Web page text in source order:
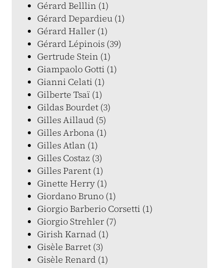
Gérard Belllin (1)
Gérard Depardieu (1)
Gérard Haller (1)
Gérard Lépinois (39)
Gertrude Stein (1)
Giampaolo Gotti (1)
Gianni Celati (1)
Gilberte Tsaï (1)
Gildas Bourdet (3)
Gilles Aillaud (5)
Gilles Arbona (1)
Gilles Atlan (1)
Gilles Costaz (3)
Gilles Parent (1)
Ginette Herry (1)
Giordano Bruno (1)
Giorgio Barberio Corsetti (1)
Giorgio Strehler (7)
Girish Karnad (1)
Gisèle Barret (3)
Gisèle Renard (1)